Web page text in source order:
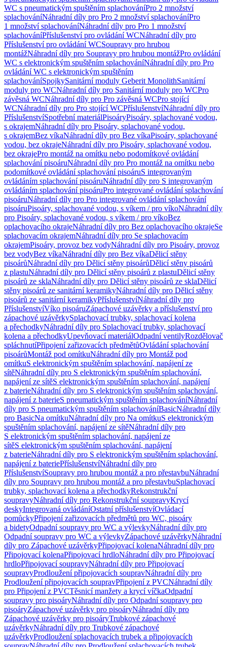
WC s pneumatickým spuštěním splachováníPro 2 množství
splachováníNáhradní díly pro Pro 2 množství splachováníPro
1 množství splachováníNáhradní díly pro Pro 1 množství
splachováníPříslušenství pro ovládání WCNáhradní díly pro
Příslušenství pro ovládání WCSoupravy pro hrubou
montážNáhradní díly pro Soupravy pro hrubou montážPro ovládání
WC s elektronickým spuštěním splachováníNáhradní díly pro Pro
ovládání WC s elektronickým spuštěním
splachováníSpojkySanitární moduly Geberit MonolithSanitární
moduly pro WCNáhradní díly pro Sanitární moduly pro WCPro
závěsná WCNáhradní díly pro Pro závěsná WCPro stojící
WCNáhradní díly pro Pro stojící WCPříslušenstvíNáhradní díly pro
PříslušenstvíSpotřební materiálPisoáryPisoáry, splachované vodou,
s okrajemNáhradní díly pro Pisoáry, splachované vodou,
s okrajemBez víkaNáhradní díly pro Bez víkaPisoáry, splachované
vodou, bez okrajeNáhradní díly pro Pisoáry, splachované vodou,
bez okrajePro montáž na omítku nebo podomítkové ovládání
splachování pisoáruNáhradní díly pro Pro montáž na omítku nebo
podomítkové ovládání splachování pisoáruS integrovaným
ovládáním splachování pisoáruNáhradní díly pro S integrovaným
ovládáním splachování pisoáruPro integrované ovládání splachování
pisoáruNáhradní díly pro Pro integrované ovládání splachování
pisoáruPisoáry, splachované vodou, s víkem / pro víkoNáhradní díly
pro Pisoáry, splachované vodou, s víkem / pro víkoBez
oplachovacího okrajeNáhradní díly pro Bez oplachovacího okrajeSe
splachovacím okrajemNáhradní díly pro Se splachovacím
okrajemPisoáry, provoz bez vodyNáhradní díly pro Pisoáry, provoz
bez vodyBez víkaNáhradní díly pro Bez víkaDělicí stěny
pisoárůNáhradní díly pro Dělicí stěny pisoárůDělicí stěny pisoárů
z plastuNáhradní díly pro Dělicí stěny pisoárů z plastuDělicí stěny
pisoárů ze sklaNáhradní díly pro Dělicí stěny pisoárů ze sklaDělicí
stěny pisoárů ze sanitární keramikyNáhradní díly pro Dělicí stěny
pisoárů ze sanitární keramikyPříslušenstvíNáhradní díly pro
PříslušenstvíVíko pisoáruZápachové uzávěrky a příslušenství pro
zápachové uzávěrkySplachovací trubky, splachovací kolena
a přechodkyNáhradní díly pro Splachovací trubky, splachovací
kolena a přechodkyUpevňovací materiálOdpadní ventilyRozdělovač
spláchnutíPřipojení zařizovacích předmětůOvládání splachování
pisoárůMontáž pod omítkuNáhradní díly pro Montáž pod
omítkuS elektronickým spuštěním splachování, napájení ze
sítěNáhradní díly pro S elektronickým spuštěním splachování,
napájení ze sítěS elektronickým spuštěním splachování, napájení
z baterieNáhradní díly pro S elektronickým spuštěním splachování,
napájení z baterieS pneumatickým spuštěním splachováníNáhradní
díly pro S pneumatickým spuštěním splachováníBasicNáhradní díly
pro BasicNa omítkuNáhradní díly pro Na omítkuS elektronickým
spuštěním splachování, napájení ze sítěNáhradní díly pro
S elektronickým spuštěním splachování, napájení ze
sítěS elektronickým spuštěním splachování, napájení
z baterieNáhradní díly pro S elektronickým spuštěním splachování,
napájení z bateriePříslušenstvíNáhradní díly pro
PříslušenstvíSoupravy pro hrubou montáž a pro přestavbuNáhradní
díly pro Soupravy pro hrubou montáž a pro přestavbuSplachovací
trubky, splachovací kolena a přechodkyRekonstrukční
soupravyNáhradní díly pro Rekonstrukční soupravyKrycí
deskyIntegrovaná ovládáníOstatní příslušenstvíOvládací
pomůckyPřipojení zařizovacích předmětů pro WC, pisoáry
a bidetyOdpadní soupravy pro WC a výlevkyNáhradní díly pro
Odpadní soupravy pro WC a výlevkyZápachové uzávěrkyNáhradní
díly pro Zápachové uzávěrkyPřipojovací kolenaNáhradní díly pro
Připojovací kolenaPřipojovací hrdloNáhradní díly pro Připojovací
hrdloPřipojovací soupravyNáhradní díly pro Připojovací
soupravyProdloužení připojovacích soupravNáhradní díly pro
Prodloužení připojovacích soupravPřipojení z PVCNáhradní díly
pro Připojení z PVCTěsnicí manžety a krycí víčkaOdpadní
soupravy pro pisoáryNáhradní díly pro Odpadní soupravy pro
pisoáryZápachové uzávěrky pro pisoáryNáhradní díly pro
Zápachové uzávěrky pro pisoáryTrubkové zápachové
uzávěrkyNáhradní díly pro Trubkové zápachové
uzávěrkyProdloužení splachovacích trubek a připojovacích